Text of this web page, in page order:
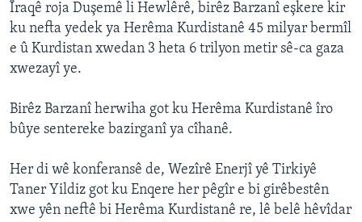
Zimanên Din
Îraqê roja Duşemê li Hewlêrê, birêz Barzanî eşkere kir
ku nefta yedek ya Herêma Kurdistanê 45 milyar bermîl
e û Kurdistan xwedan 3 heta 6 trilyon metir sê-ca gaza
xwezayî ye.
Birêz Barzanî herwiha got ku Herêma Kurdistanê îro
bûye sentereke bazirganî ya cîhanê.
Her di wê konferansê de, Wezîrê Enerjî yê Tirkiyê
Taner Yildiz got ku Enqere her pêgîr e bi girêbestên
xwe yên neftê bi Herêma Kurdistanê re, lê belê hêvîdar